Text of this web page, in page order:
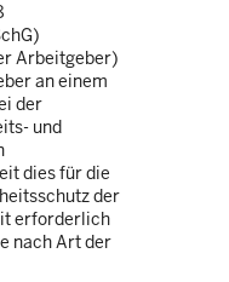
Arbeitgeber)
an einem
der
und
dies für die
der
erforderlich
nach Art der